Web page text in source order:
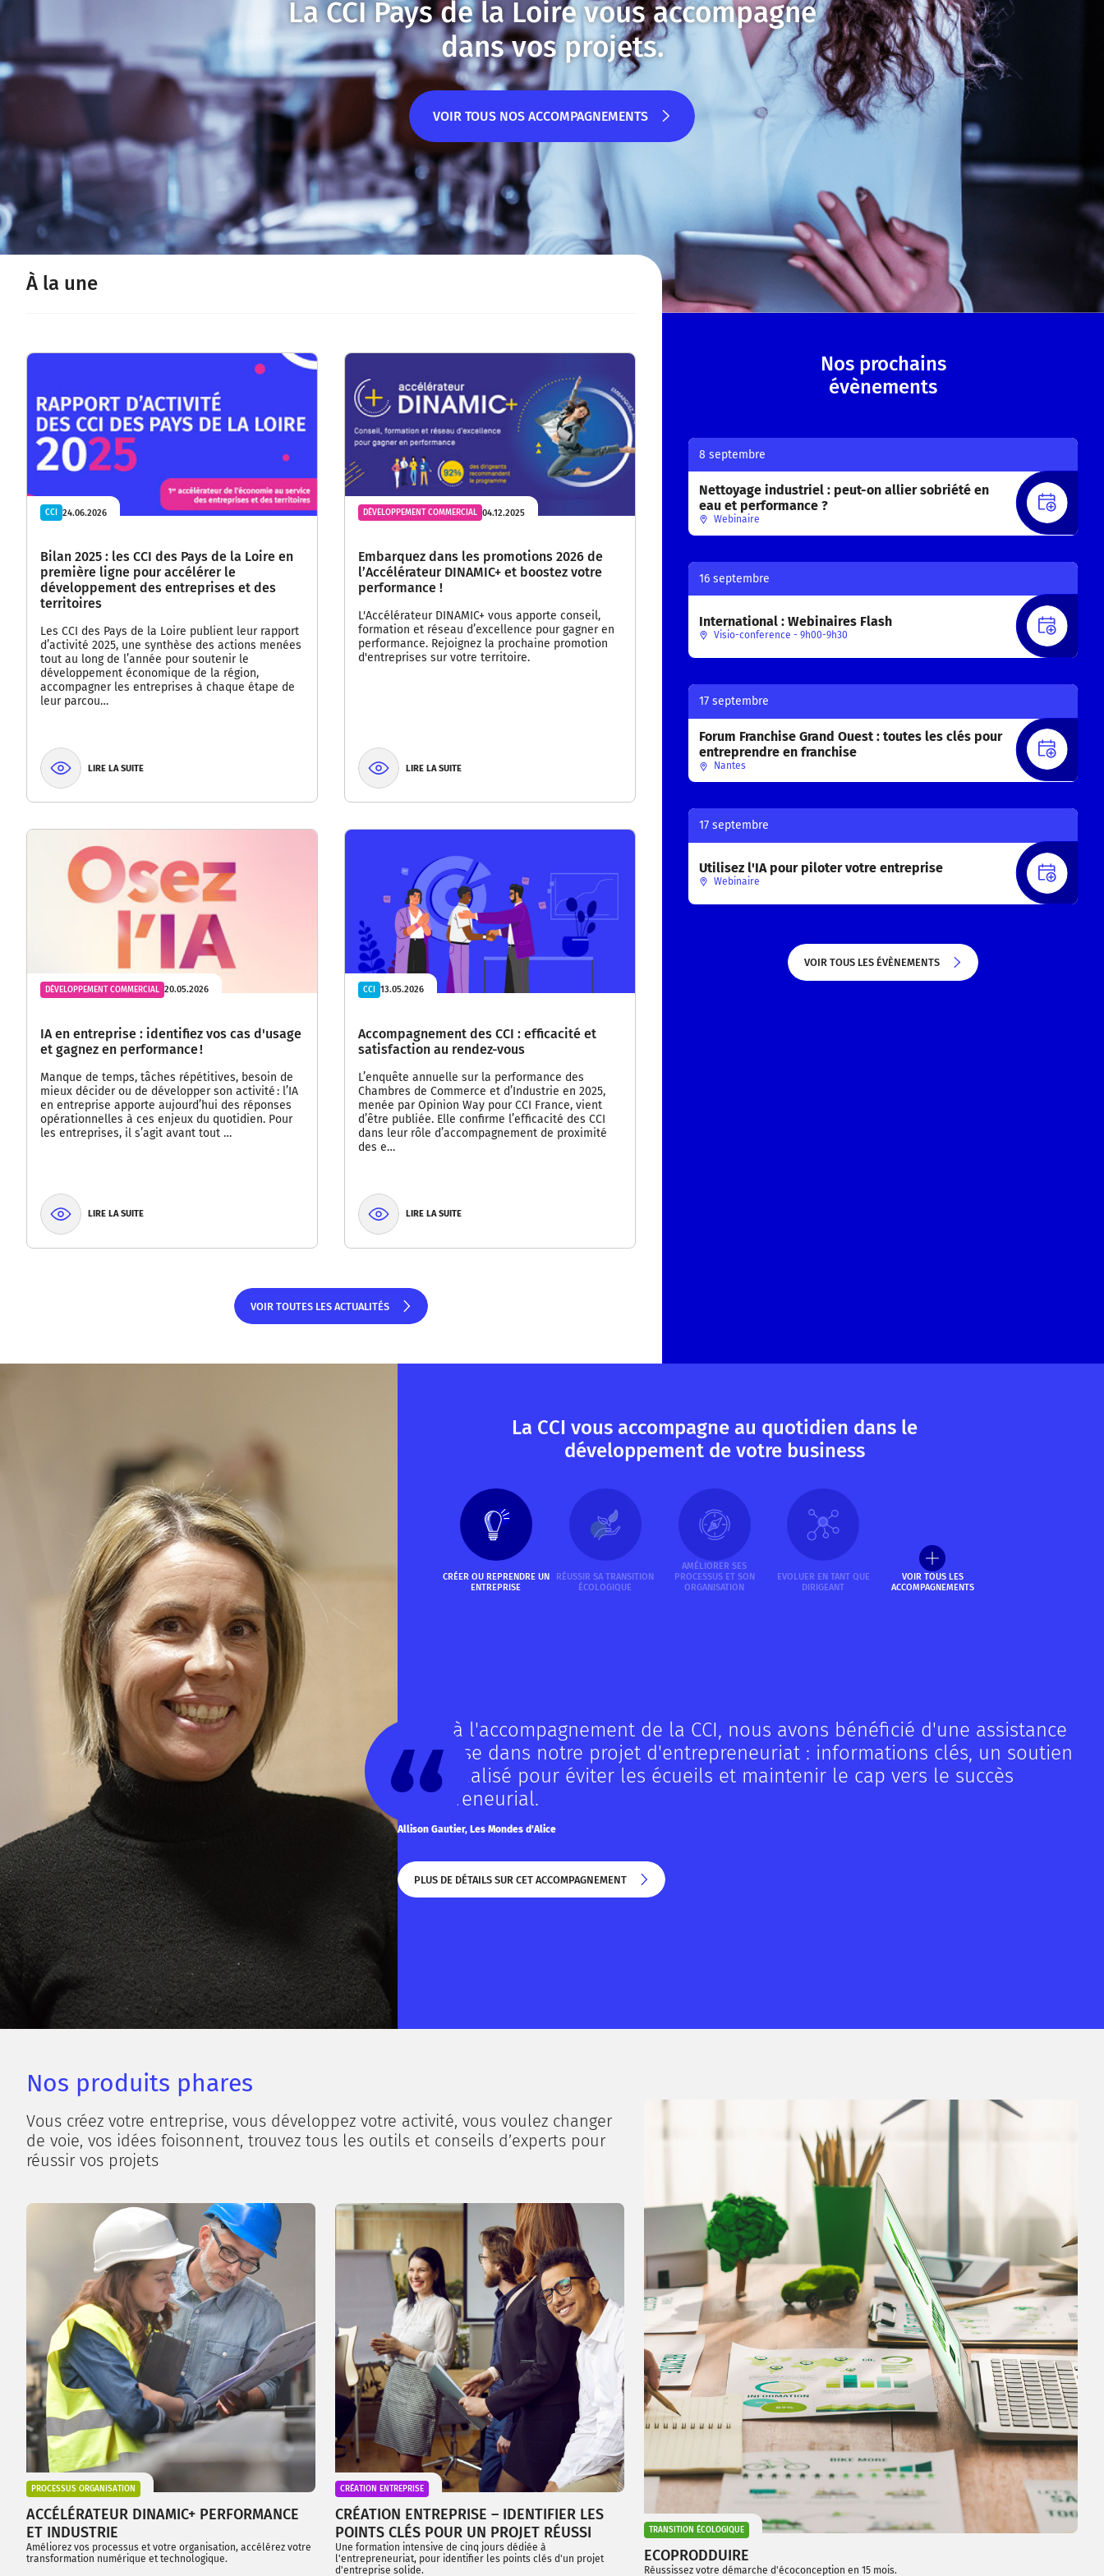
La CCI Pays de la Loire vous accompagne
dans vos projets.
VOIR TOUS NOS ACCOMPAGNEMENTS
VOIR TOUS NOS ACCOMPAGNEMENTS
À la une
CCI 24.06.2026
Bilan 2025 : les CCI des Pays de la Loire en
première ligne pour accélérer le
développement des entreprises et des
territoires
Les CCI des Pays de la Loire publient leur rapport
d’activité 2025, une synthèse des actions menées
tout au long de l’année pour soutenir le
développement économique de la région,
accompagner les entreprises à chaque étape de
leur parcou…
LIRE LA SUITE
DÉVELOPPEMENT COMMERCIAL 04.12.2025
Embarquez dans les promotions 2026 de
l’Accélérateur DINAMIC+ et boostez votre
performance !
L'Accélérateur DINAMIC+ vous apporte conseil,
formation et réseau d’excellence pour gagner en
performance. Rejoignez la prochaine promotion
d'entreprises sur votre territoire.
LIRE LA SUITE
DÉVELOPPEMENT COMMERCIAL 20.05.2026
IA en entreprise : identifiez vos cas d'usage
et gagnez en performance !
Manque de temps, tâches répétitives, besoin de
mieux décider ou de développer son activité : l’IA
en entreprise apporte aujourd’hui des réponses
opérationnelles à ces enjeux du quotidien. Pour
les entreprises, il s’agit avant tout …
LIRE LA SUITE
CCI 13.05.2026
Accompagnement des CCI : efficacité et
satisfaction au rendez-vous
L’enquête annuelle sur la performance des
Chambres de Commerce et d’Industrie en 2025,
menée par Opinion Way pour CCI France, vient
d’être publiée. Elle confirme l’efficacité des CCI
dans leur rôle d’accompagnement de proximité
des e…
LIRE LA SUITE
VOIR TOUTES LES ACTUALITÉS
Nos prochains
évènements
8 septembre
Nettoyage industriel : peut-on allier sobriété en
eau et performance ?
Webinaire
16 septembre
International : Webinaires Flash
Visio-conference - 9h00-9h30
17 septembre
Forum Franchise Grand Ouest : toutes les clés pour
entreprendre en franchise
Nantes
17 septembre
Utilisez l'IA pour piloter votre entreprise
Webinaire
VOIR TOUS LES ÉVÈNEMENTS
La CCI vous accompagne au quotidien dans le
développement de votre business
CRÉER OU REPRENDRE UN
ENTREPRISE
RÉUSSIR SA TRANSITION
ÉCOLOGIQUE
AMÉLIORER SES
PROCESSUS ET SON
ORGANISATION
EVOLUER EN TANT QUE
DIRIGEANT
VOIR TOUS LES
ACCOMPAGNEMENTS
Grâce à l'accompagnement de la CCI, nous avons bénéficié d'une assistance
précieuse dans notre projet d'entrepreneuriat : informations clés, un soutien
personnalisé pour éviter les écueils et maintenir le cap vers le succès
entrepreneurial.
Allison Gautier, Les Mondes d'Alice
PLUS DE DÉTAILS SUR CET ACCOMPAGNEMENT
Nos produits phares
Vous créez votre entreprise, vous développez votre activité, vous voulez changer
de voie, vos idées foisonnent, trouvez tous les outils et conseils d’experts pour
réussir vos projets
PROCESSUS ORGANISATION
ACCÉLÉRATEUR DINAMIC+ PERFORMANCE
ET INDUSTRIE
Améliorez vos processus et votre organisation, accélérez votre
transformation numérique et technologique.
CRÉATION ENTREPRISE
CRÉATION ENTREPRISE – IDENTIFIER LES
POINTS CLÉS POUR UN PROJET RÉUSSI
Une formation intensive de cinq jours dédiée à
l'entrepreneuriat, pour identifier les points clés d'un projet
d'entreprise solide.
TRANSITION ÉCOLOGIQUE
ECOPRODDUIRE
Réussissez votre démarche d'écoconception en 15 mois.